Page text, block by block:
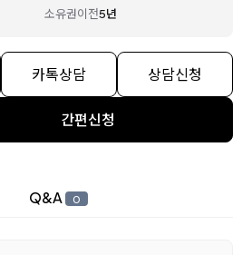
소유권이전5년
카톡상담 상담신청
간편신청
Q&A 0